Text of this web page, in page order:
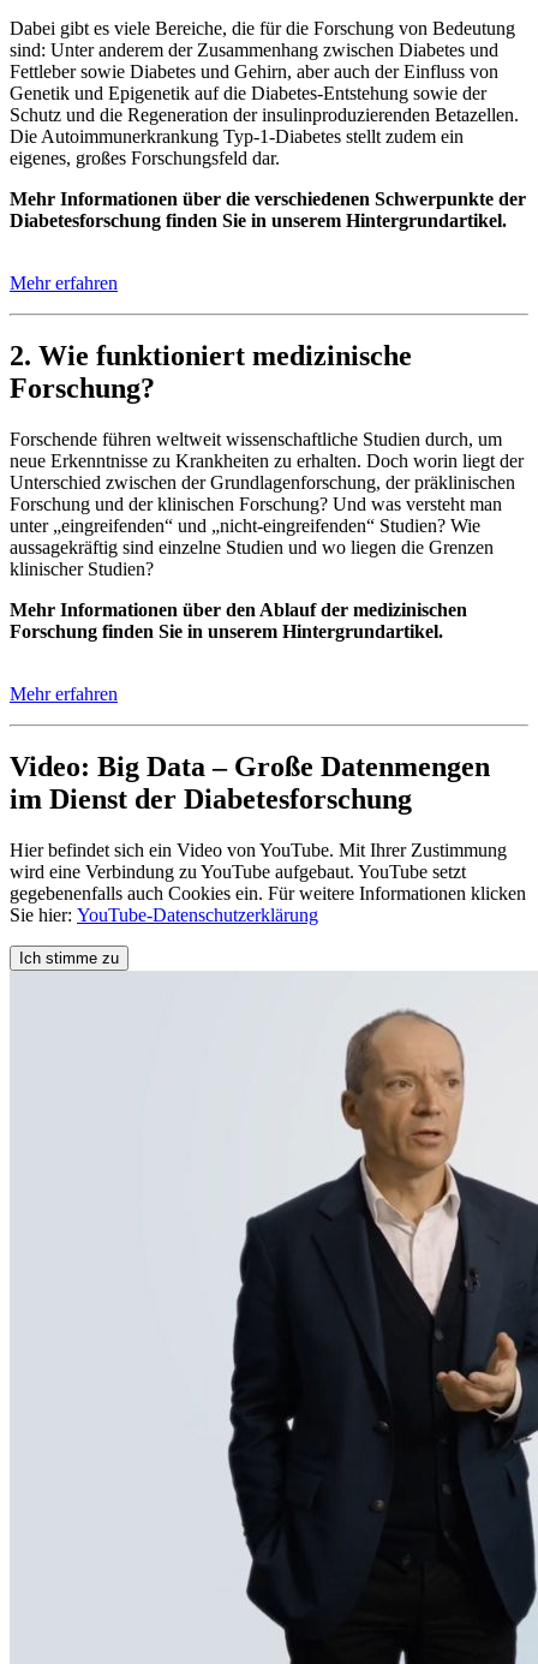
Dabei gibt es viele Bereiche, die für die Forschung von Bedeutung
sind: Unter anderem der Zusammenhang zwischen Diabetes und
Fettleber sowie Diabetes und Gehirn, aber auch der Einfluss von
Genetik und Epigenetik auf die Diabetes-Entstehung sowie der
Schutz und die Regeneration der insulinproduzierenden Betazellen.
Die Autoimmunerkrankung Typ-1-Diabetes stellt zudem ein
eigenes, großes Forschungsfeld dar.
Mehr Informationen über die verschiedenen Schwerpunkte der
Diabetesforschung finden Sie in unserem Hintergrundartikel.
Mehr erfahren
2. Wie funktioniert medizinische
Forschung?
Forschende führen weltweit wissenschaftliche Studien durch, um
neue Erkenntnisse zu Krankheiten zu erhalten. Doch worin liegt der
Unterschied zwischen der Grundlagenforschung, der präklinischen
Forschung und der klinischen Forschung? Und was versteht man
unter „eingreifenden“ und „nicht-eingreifenden“ Studien? Wie
aussagekräftig sind einzelne Studien und wo liegen die Grenzen
klinischer Studien?
Mehr Informationen über den Ablauf der medizinischen
Forschung finden Sie in unserem Hintergrundartikel.
Mehr erfahren
Video: Big Data – Große Datenmengen
im Dienst der Diabetesforschung
Hier befindet sich ein Video von YouTube. Mit Ihrer Zustimmung
wird eine Verbindung zu YouTube aufgebaut. YouTube setzt
gegebenenfalls auch Cookies ein. Für weitere Informationen klicken
Sie hier: YouTube-Datenschutzerklärung
Ich stimme zu